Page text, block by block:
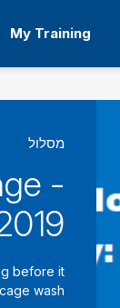
My Training
מסלול
-
before it
wash.